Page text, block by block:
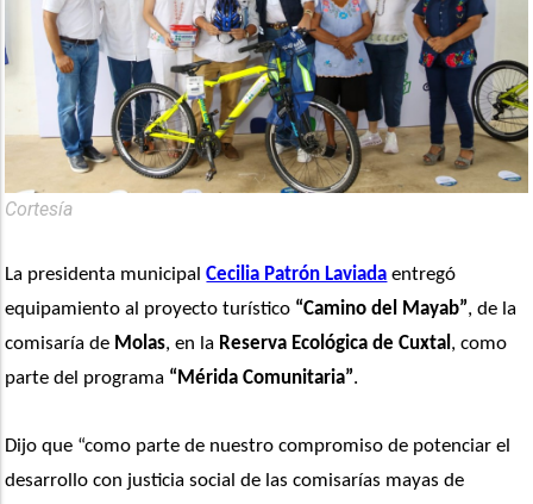
Cortesía
La presidenta municipal Cecilia Patrón Laviada entregó
equipamiento al proyecto turístico “Camino del Mayab”, de la
comisaría de Molas, en la Reserva Ecológica de Cuxtal , como
parte del programa “Mérida Comunitaria”.
Dijo que “como parte de nuestro compromiso de potenciar el
desarrollo con justicia social de las comisarías mayas de